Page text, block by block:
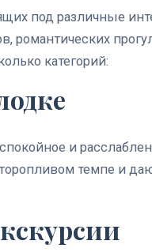
под различные
романтических
категорий:
и
темпе и